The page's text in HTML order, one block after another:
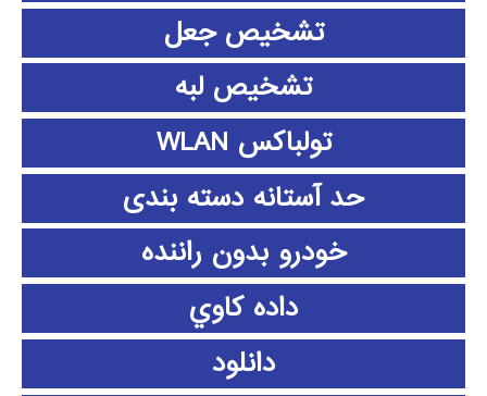
تشخیص جعل
تشخیص لبه
تولباکس WLAN
حد آستانه دسته بندی
خودرو بدون راننده
داده كاوي
دانلود